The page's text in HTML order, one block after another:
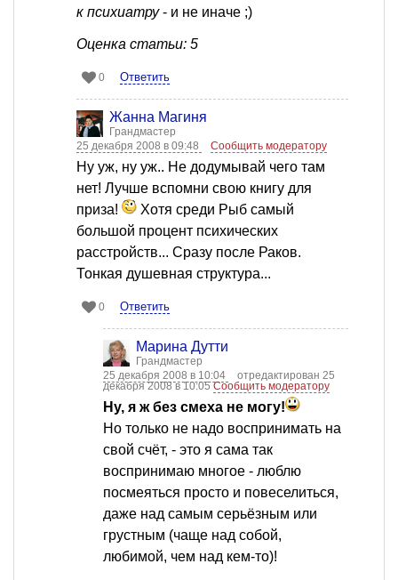
к психиатру- и не иначе ;)
Оценка статьи: 5
0 Ответить
Жанна Магиня
Грандмастер
25 декабря 2008 в 09:48
Сообщить модератору
Ну уж, ну уж.. Не додумывай чего там
нет! Лучше вспомни свою книгу для
приза!
Хотя среди Рыб самый
большой процент психических
расстройств... Сразу после Раков.
Тонкая душевная структура...
0 Ответить
Марина Дутти
Грандмастер
25 декабря 2008 в 10:04
отредактирован 25
декабря 2008 в 10:05Сообщить модератору
Ну, я ж без смеха не могу!
Но только не надо воспринимать на
свой счёт, - это я сама так
воспринимаю многое - люблю
посмеяться просто и повеселиться,
даже над самым серьёзным или
грустным (чаще над собой,
любимой, чем над кем-то)!